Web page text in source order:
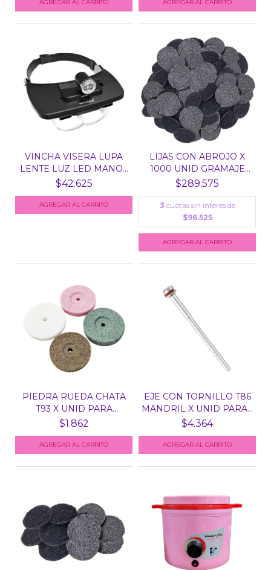
VINCHA VISERA LUPA
LENTE LUZ LED MANOS
L...
$42.625
LIJAS CON ABROJO X
1000 UNID GRAMAJE
80...
$289.575
3 cuotas sin interés de
$96.525
PIEDRA RUEDA CHATA
T93 X UNID PARA
TORNO
$1.862
EJE CON TORNILLO T86
MANDRIL X UNID PARA...
$4.364